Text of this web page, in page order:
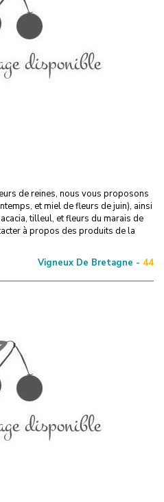
de reines, nous vous proposons
et miel de fleurs de juin), ainsi
tilleul, et fleurs du marais de
à propos des produits de la
Vigneux De Bretagne - 44